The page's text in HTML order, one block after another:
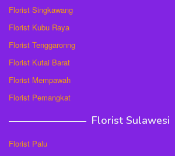
Florist Singkawang
Florist Kubu Raya
Florist Tenggaronng
Florist Kutai Barat
Florist Mempawah
Florist Pemangkat
Florist Sulawesi
Florist Palu